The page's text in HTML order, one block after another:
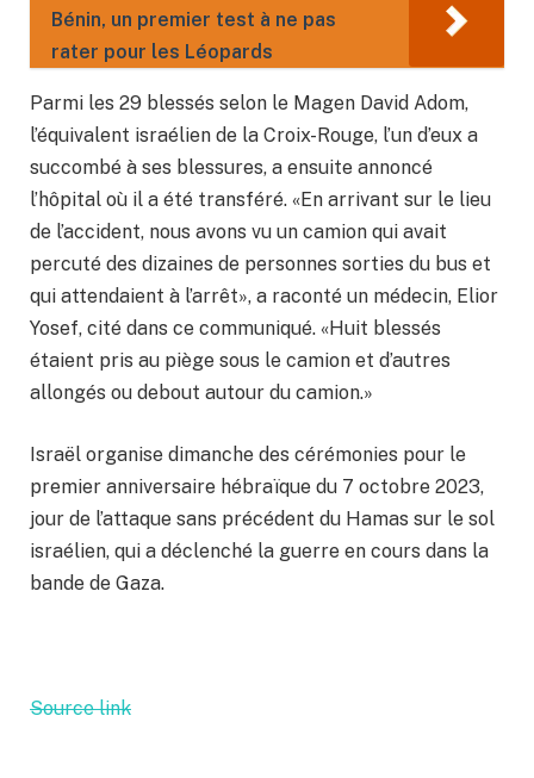
Bénin, un premier test à ne pas
rater pour les Léopards
Parmi les 29 blessés selon le Magen David Adom,
l’équivalent israélien de la Croix-Rouge, l’un d’eux a
succombé à ses blessures, a ensuite annoncé
l’hôpital où il a été transféré. «En arrivant sur le lieu
de l’accident, nous avons vu un camion qui avait
percuté des dizaines de personnes sorties du bus et
qui attendaient à l’arrêt», a raconté un médecin, Elior
Yosef, cité dans ce communiqué. «Huit blessés
étaient pris au piège sous le camion et d’autres
allongés ou debout autour du camion.»
Israël organise dimanche des cérémonies pour le
premier anniversaire hébraïque du 7 octobre 2023,
jour de l’attaque sans précédent du Hamas sur le sol
israélien, qui a déclenché la guerre en cours dans la
bande de Gaza.
Source link